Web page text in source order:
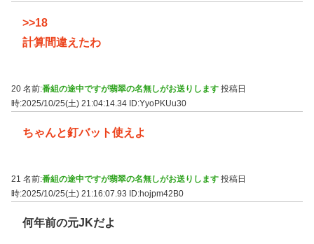
>>18
計算間違えたわ
20 名前:番組の途中ですが翡翠の名無しがお送りします 投稿日
時:2025/10/25(土) 21:04:14.34 ID:YyoPKUu30
ちゃんと釘バット使えよ
21 名前:番組の途中ですが翡翠の名無しがお送りします 投稿日
時:2025/10/25(土) 21:16:07.93 ID:hojpm42B0
何年前の元JKだよ